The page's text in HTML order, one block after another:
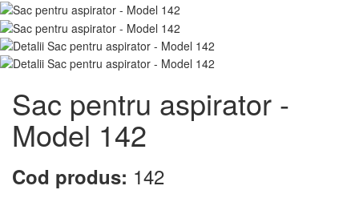
Sac pentru aspirator -
Model 142
Cod produs: 142